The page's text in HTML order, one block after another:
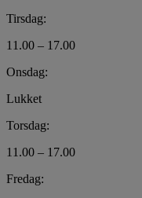
Tirsdag:
11.00 – 17.00
Onsdag:
Lukket
Torsdag:
11.00 – 17.00
Fredag: